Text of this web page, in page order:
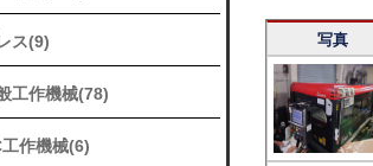
ス(9)
工作機械(78)
工作機械(6)
写真